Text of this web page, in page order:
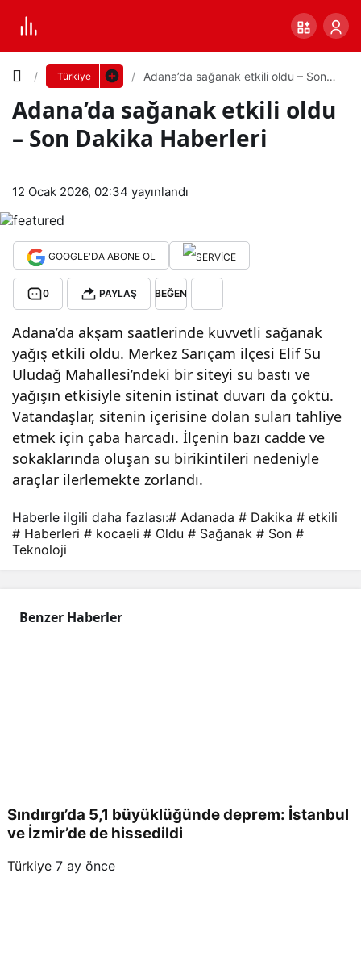
Türkiye
Adana’da sağanak etkili oldu – Son
Adana’da sağanak etkili oldu
– Son Dakika Haberleri
12 Ocak 2026, 02:34 yayınlandı
GOOGLE'DA ABONE OL
0 PAYLAŞ BEĞEN
Adana’da akşam saatlerinde kuvvetli sağanak
yağış etkili oldu. Merkez Sarıçam ilçesi Elif Su
Uludağ Mahallesi’ndeki bir siteyi su bastı ve
yağışın etkisiyle sitenin istinat duvarı da çöktü.
Vatandaşlar, sitenin içerisine dolan suları tahliye
etmek için çaba harcadı. İlçenin bazı cadde ve
sokaklarında oluşan su birikintileri nedeniyle
araçlar ilerlemekte zorlandı.
Ada
a
sağ
ana
k
etkil
i
oldu
Son
Yazı
Boyutunu
Küçük 100% Dev
Varsayılana
dön
Haberle ilgili daha fazlası:# Adanada # Dakika # etkili
# Haberleri # kocaeli # Oldu # Sağanak # Son #
Teknoloji
Benzer Haberler
Sındırgı’da 5,1 büyüklüğünde deprem: İstanbul
ve İzmir’de de hissedildi
Türkiye 7 ay önce